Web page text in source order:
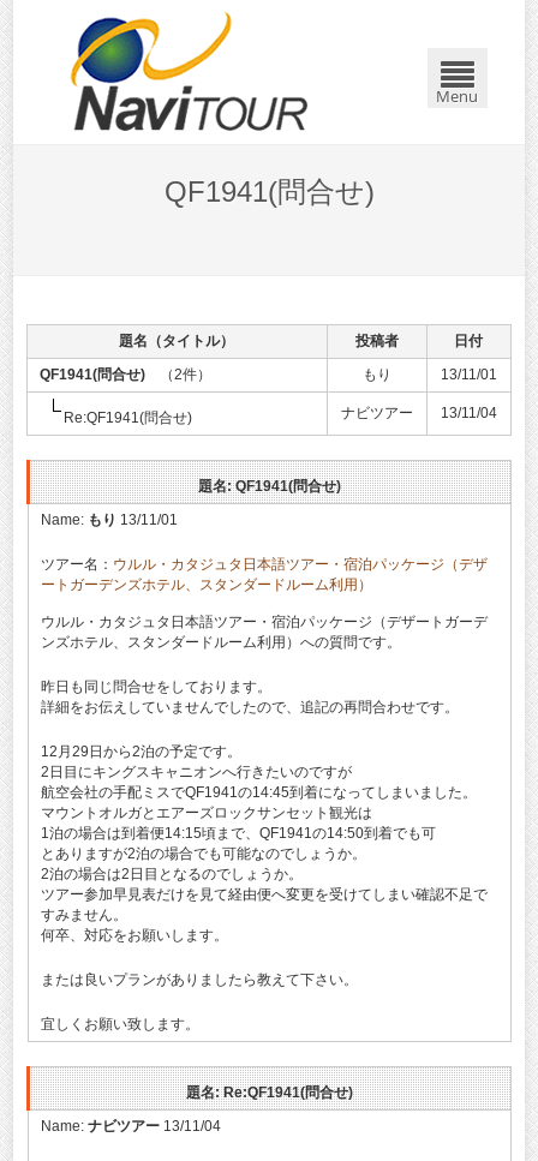
Menu
QF1941(問合せ)
題名（タイトル） 投稿者
日付
QF1941(問合せ)（2件） もり 13/11/01
Re:QF1941(問合せ) ナビツアー 13/11/04
題名: QF1941(問合せ)
Name: もり 13/11/01
ツアー名： ウルル・カタジュタ日本語ツアー・宿泊パッケージ（デザ
ートガーデンズホテル、スタンダードルーム利用）
ウルル・カタジュタ日本語ツアー・宿泊パッケージ（デザートガーデ
ンズホテル、スタンダードルーム利用）への質問です。
昨日も同じ問合せをしております。
詳細をお伝えしていませんでしたので、追記の再問合わせです。
12月29日から2泊の予定です。
2日目にキングスキャニオンへ行きたいのですが
航空会社の手配ミスでQF1941の14:45到着になってしまいました。
マウントオルガとエアーズロックサンセット観光は
1泊の場合は到着便14:15頃まで、QF1941の14:50到着でも可
とありますが2泊の場合でも可能なのでしょうか。
2泊の場合は2日目となるのでしょうか。
ツアー参加早見表だけを見て経由便へ変更を受けてしまい確認不足で
すみません。
何卒、対応をお願いします。
または良いプランがありましたら教えて下さい。
宜しくお願い致します。
題名: Re:QF1941(問合せ)
Name: ナビツアー13/11/04